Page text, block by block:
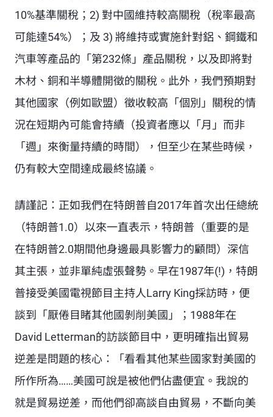
10%基準關稅；2) 對中國維持較高關稅（稅率最高
可能達54%）；及 3) 將維持或實施針對鋁、鋼鐵和
汽車等產品的「第232條」產品關稅，以及即將對
木材、銅和半導體開徵的關稅。此外，我們預期對
其他國家（例如歐盟）徵收較高「個別」關稅的情
況在短期內可能會持續（投資者應以「月」而非
「週」來衡量持續的時間），但至少在某些時候，
仍有較大空間達成最終協議。
請謹記：正如我們在特朗普自2017年首次出任總統
（特朗普1.0）以來一直表示，特朗普（重要的是
在特朗普2.0期間他身邊最具影響力的顧問）深信
其主張，並非單純虛張聲勢。早在1987年(!)，特朗
普接受美國電視節目主持人Larry King採訪時，便
談到「厭倦目睹其他國剝削美國」；1988年在
David Letterman的訪談節目中，更明確指出貿易
逆差是問題的核心：「看看其他某些國家對美國的
所作所為……美國可說是被他們佔盡便宜。我說的
就是貿易逆差，而他們卻高談自由貿易，不斷向美